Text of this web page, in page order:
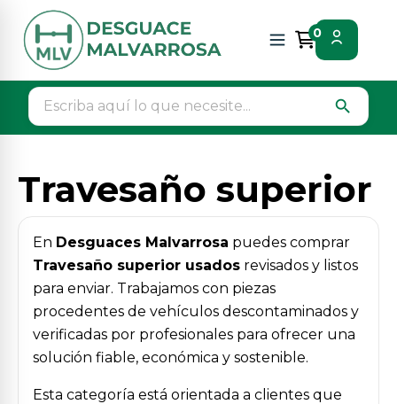
0
search
Inicio Piezas vehículos
Travesaño superior
Travesaño superior
En Desguaces Malvarrosa puedes comprar
Travesaño superior usados revisados y listos
para enviar. Trabajamos con piezas
procedentes de vehículos descontaminados y
verificadas por profesionales para ofrecer una
solución fiable, económica y sostenible.
Esta categoría está orientada a clientes que